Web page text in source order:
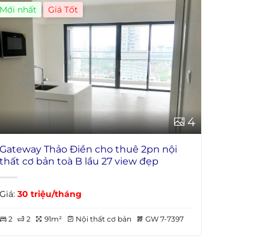
nhất Giá Tốt
4
Thảo Điền cho thuê 2pn nội
cơ bản toà B lầu 27 view đẹp
30 triệu/tháng
2 2 91m² Nội thất cơ bản GW 7-7397